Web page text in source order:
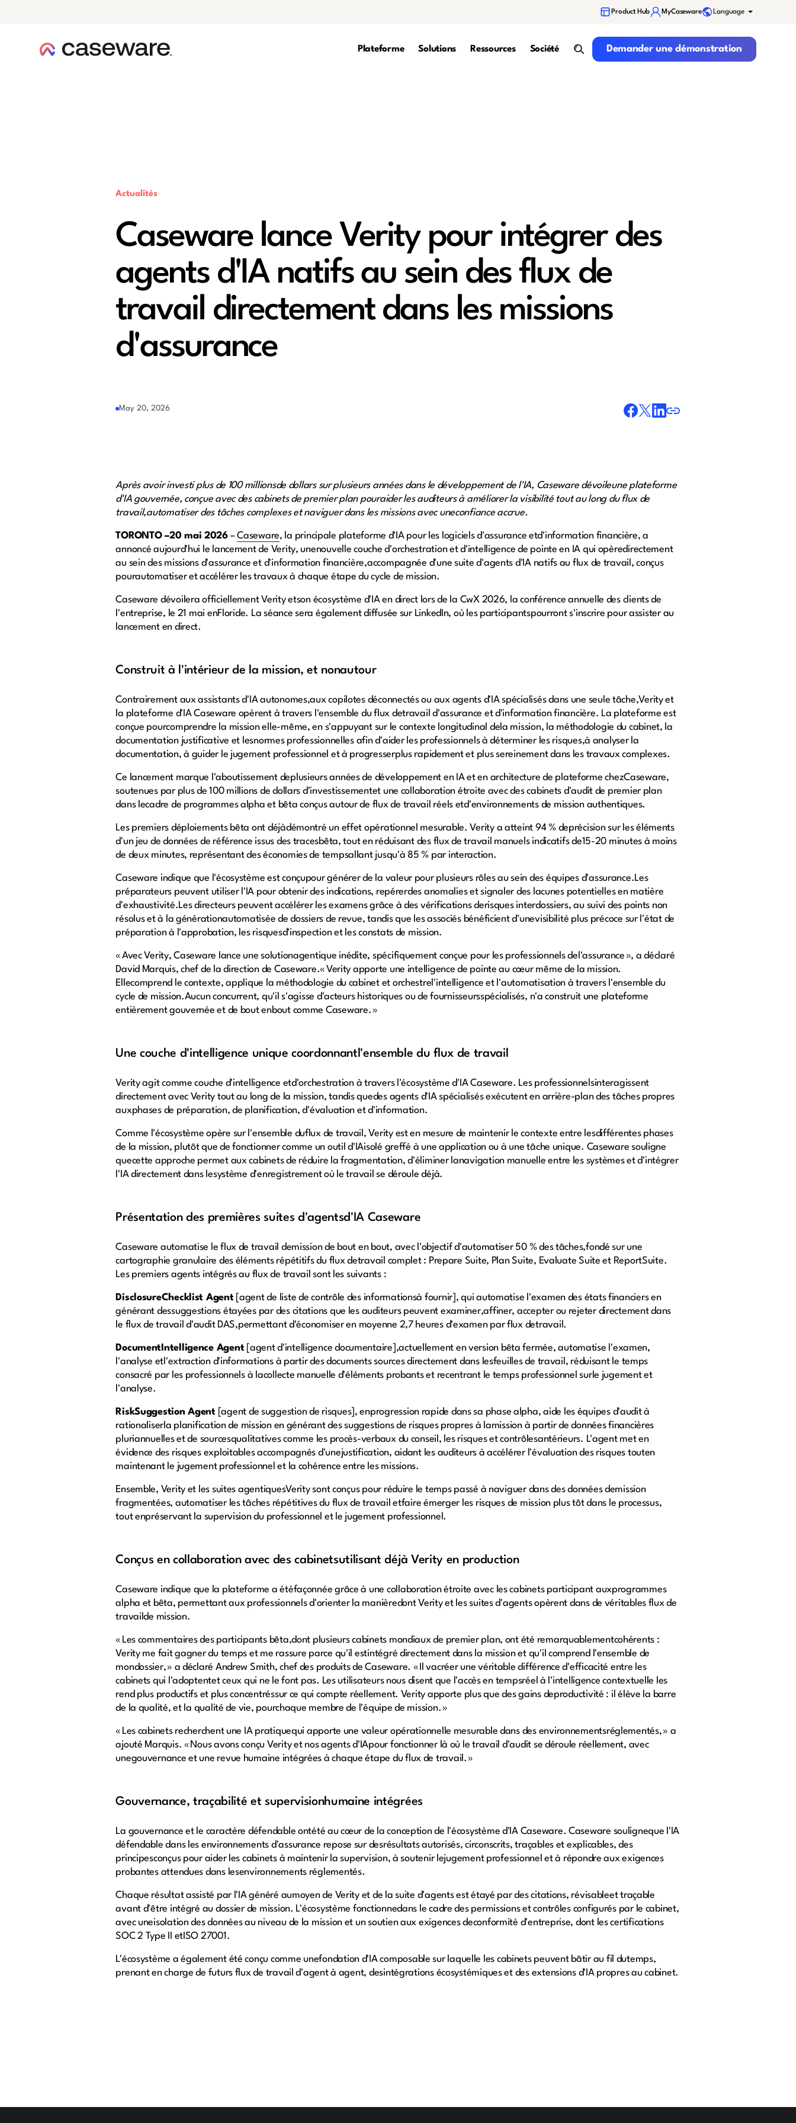
Product Hub MyCaseware Language
Plateforme Solutions Ressources Société
search
Demander une démonstration
Demander une démonstration
Actualités
Caseware lance Verity pour intégrer des
agents d'IA natifs au sein des flux de
travail directement dans les missions
d'assurance
May 20, 2026
Après avoir investi plus de 100 millionsde dollars sur plusieurs années dans le développement de l'IA, Caseware dévoileune plateforme
d'IA gouvernée, conçue avec des cabinets de premier plan pouraider les auditeurs à améliorer la visibilité tout au long du flux de
travail,automatiser des tâches complexes et naviguer dans les missions avec uneconfiance accrue.
TORONTO –20 mai 2026–Caseware, la principale plateforme d'IA pour les logiciels d'assurance etd'information financière, a
annoncé aujourd'hui le lancement de Verity, unenouvelle couche d'orchestration et d'intelligence de pointe en IA qui opèredirectement
au sein des missions d'assurance et d'information financière,accompagnée d'une suite d'agents d'IA natifs au flux de travail, conçus
pourautomatiser et accélérer les travaux à chaque étape du cycle de mission.
Caseware dévoilera officiellement Verity etson écosystème d'IA en direct lors de la CwX 2026, la conférence annuelle des clients de
l'entreprise, le 21 mai enFloride. La séance sera également diffusée sur LinkedIn, où les participantspourront s'inscrire pour assister au
lancement en direct.
Construit à l'intérieur de la mission, et nonautour
Contrairement aux assistants d'IA autonomes,aux copilotes déconnectés ou aux agents d'IA spécialisés dans une seule tâche,Verity et
la plateforme d'IA Caseware opèrent à travers l'ensemble du flux detravail d'assurance et d'information financière. La plateforme est
conçue pourcomprendre la mission elle-même, en s'appuyant sur le contexte longitudinal dela mission, la méthodologie du cabinet, la
documentation justificative et lesnormes professionnelles afin d'aider les professionnels à déterminer les risques,à analyser la
documentation, à guider le jugement professionnel et à progresserplus rapidement et plus sereinement dans les travaux complexes.
Ce lancement marque l'aboutissement deplusieurs années de développement en IA et en architecture de plateforme chezCaseware,
soutenues par plus de 100 millions de dollars d'investissementet une collaboration étroite avec des cabinets d'audit de premier plan
dans lecadre de programmes alpha et bêta conçus autour de flux de travail réels etd'environnements de mission authentiques.
Les premiers déploiements bêta ont déjàdémontré un effet opérationnel mesurable. Verity a atteint 94 % deprécision sur les éléments
d'un jeu de données de référence issus des tracesbêta, tout en réduisant des flux de travail manuels indicatifs de15-20 minutes à moins
de deux minutes, représentant des économies de tempsallant jusqu'à 85 % par interaction.
Caseware indique que l'écosystème est conçupour générer de la valeur pour plusieurs rôles au sein des équipes d'assurance.Les
préparateurs peuvent utiliser l'IA pour obtenir des indications, repérerdes anomalies et signaler des lacunes potentielles en matière
d'exhaustivité.Les directeurs peuvent accélérer les examens grâce à des vérifications derisques interdossiers, au suivi des points non
résolus et à la générationautomatisée de dossiers de revue, tandis que les associés bénéficient d'unevisibilité plus précoce sur l'état de
préparation à l'approbation, les risquesd'inspection et les constats de mission.
« Avec Verity, Caseware lance une solutionagentique inédite, spécifiquement conçue pour les professionnels del'assurance », a déclaré
David Marquis, chef de la direction de Caseware.« Verity apporte une intelligence de pointe au cœur même de la mission.
Ellecomprend le contexte, applique la méthodologie du cabinet et orchestrel'intelligence et l'automatisation à travers l'ensemble du
cycle de mission.Aucun concurrent, qu'il s'agisse d'acteurs historiques ou de fournisseursspécialisés, n'a construit une plateforme
entièrement gouvernée et de bout enbout comme Caseware. »
Une couche d'intelligence unique coordonnantl'ensemble du flux de travail
Verity agit comme couche d'intelligence etd'orchestration à travers l'écosystème d'IA Caseware. Les professionnelsinteragissent
directement avec Verity tout au long de la mission, tandis quedes agents d'IA spécialisés exécutent en arrière-plan des tâches propres
auxphases de préparation, de planification, d'évaluation et d'information.
Comme l'écosystème opère sur l'ensemble duflux de travail, Verity est en mesure de maintenir le contexte entre lesdifférentes phases
de la mission, plutôt que de fonctionner comme un outil d'IAisolé greffé à une application ou à une tâche unique. Caseware souligne
quecette approche permet aux cabinets de réduire la fragmentation, d'éliminer lanavigation manuelle entre les systèmes et d'intégrer
l'IA directement dans lesystème d'enregistrement où le travail se déroule déjà.
Présentation des premières suites d'agentsd'IA Caseware
Caseware automatise le flux de travail demission de bout en bout, avec l'objectif d'automatiser 50 % des tâches,fondé sur une
cartographie granulaire des éléments répétitifs du flux detravail complet : Prepare Suite, Plan Suite, Evaluate Suite et ReportSuite.
Les premiers agents intégrés au flux de travail sont les suivants :
DisclosureChecklist Agent[agent de liste de contrôle des informationsà fournir], qui automatise l'examen des états financiers en
générant dessuggestions étayées par des citations que les auditeurs peuvent examiner,affiner, accepter ou rejeter directement dans
le flux de travail d'audit DAS,permettant d'économiser en moyenne 2,7 heures d'examen par flux detravail.
DocumentIntelligence Agent[agent d'intelligence documentaire],actuellement en version bêta fermée, automatise l'examen,
l'analyse etl'extraction d'informations à partir des documents sources directement dans lesfeuilles de travail, réduisant le temps
consacré par les professionnels à lacollecte manuelle d'éléments probants et recentrant le temps professionnel surle jugement et
l'analyse.
RiskSuggestion Agent[agent de suggestion de risques], enprogression rapide dans sa phase alpha, aide les équipes d'audit à
rationaliserla planification de mission en générant des suggestions de risques propres à lamission à partir de données financières
pluriannuelles et de sourcesqualitatives comme les procès-verbaux du conseil, les risques et contrôlesantérieurs. L'agent met en
évidence des risques exploitables accompagnés d'unejustification, aidant les auditeurs à accélérer l'évaluation des risques touten
maintenant le jugement professionnel et la cohérence entre les missions.
Ensemble, Verity et les suites agentiquesVerity sont conçus pour réduire le temps passé à naviguer dans des données demission
fragmentées, automatiser les tâches répétitives du flux de travail etfaire émerger les risques de mission plus tôt dans le processus,
tout enpréservant la supervision du professionnel et le jugement professionnel.
Conçus en collaboration avec des cabinetsutilisant déjà Verity en production
Caseware indique que la plateforme a étéfaçonnée grâce à une collaboration étroite avec les cabinets participant auxprogrammes
alpha et bêta, permettant aux professionnels d'orienter la manièredont Verity et les suites d'agents opèrent dans de véritables flux de
travailde mission.
« Les commentaires des participants bêta,dont plusieurs cabinets mondiaux de premier plan, ont été remarquablementcohérents :
Verity me fait gagner du temps et me rassure parce qu'il estintégré directement dans la mission et qu'il comprend l'ensemble de
mondossier, » a déclaré Andrew Smith, chef des produits de Caseware. « Il vacréer une véritable différence d'efficacité entre les
cabinets qui l'adoptentet ceux qui ne le font pas. Les utilisateurs nous disent que l'accès en tempsréel à l'intelligence contextuelle les
rend plus productifs et plus concentréssur ce qui compte réellement. Verity apporte plus que des gains deproductivité : il élève la barre
de la qualité, et la qualité de vie, pourchaque membre de l'équipe de mission. »
« Les cabinets recherchent une IA pratiquequi apporte une valeur opérationnelle mesurable dans des environnementsréglementés, » a
ajouté Marquis. « Nous avons conçu Verity et nos agents d'IApour fonctionner là où le travail d'audit se déroule réellement, avec
unegouvernance et une revue humaine intégrées à chaque étape du flux de travail. »
Gouvernance, traçabilité et supervisionhumaine intégrées
La gouvernance et le caractère défendable ontété au cœur de la conception de l'écosystème d'IA Caseware. Caseware souligneque l'IA
défendable dans les environnements d'assurance repose sur desrésultats autorisés, circonscrits, traçables et explicables, des
principesconçus pour aider les cabinets à maintenir la supervision, à soutenir lejugement professionnel et à répondre aux exigences
probantes attendues dans lesenvironnements réglementés.
Chaque résultat assisté par l'IA généré aumoyen de Verity et de la suite d'agents est étayé par des citations, révisableet traçable
avant d'être intégré au dossier de mission. L'écosystème fonctionnedans le cadre des permissions et contrôles configurés par le cabinet,
avec uneisolation des données au niveau de la mission et un soutien aux exigences deconformité d'entreprise, dont les certifications
SOC 2 Type II etISO 27001.
L'écosystème a également été conçu comme unefondation d'IA composable sur laquelle les cabinets peuvent bâtir au fil dutemps,
prenant en charge de futurs flux de travail d'agent à agent, desintégrations écosystémiques et des extensions d'IA propres au cabinet.